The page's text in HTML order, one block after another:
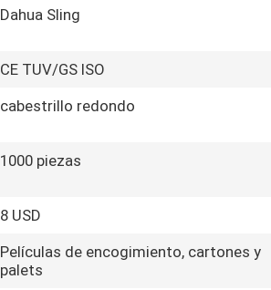
Dahua Sling
CE TUV/GS ISO
cabestrillo redondo
1000 piezas
8 USD
Películas de encogimiento, cartones y
palets